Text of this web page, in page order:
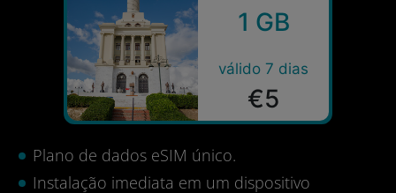
1 GB
válido 7 dias
€5
Plano de dados eSIM único.
Instalação imediata em um dispositivo